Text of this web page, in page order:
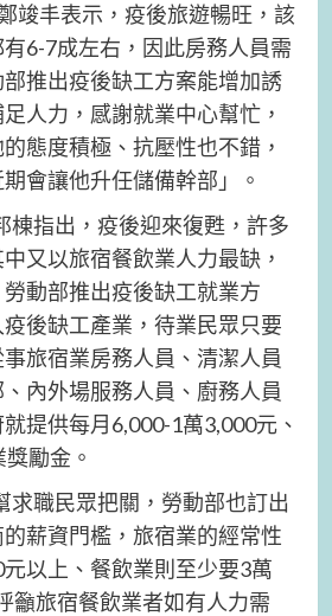
竣丰表示，疫後旅遊暢旺，該
6-7成左右，因此房務人員需
推出疫後缺工方案能增加誘
人力，感謝就業中心幫忙，
態度積極、抗壓性也不錯，
會讓他升任儲備幹部」。
棟指出，疫後迎來復甦，許多
又以旅宿餐飲業人力最缺，
動部推出疫後缺工就業方
後缺工產業，待業民眾只要
旅宿業房務人員、清潔人員
內外場服務人員、廚務人員
提供每月6,000-1萬3,000元、
勵金。
求職民眾把關，勞動部也訂出
薪資門檻，旅宿業的經常性
以上、餐飲業則至少要3萬
籲旅宿餐飲業者如有人力需